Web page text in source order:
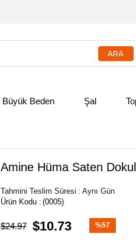
Büyük Beden Şal
Amine Hüma Saten
Tahmini Teslim Süresi : Aynı Gün
(0005)
$24.97 $10.73 %57